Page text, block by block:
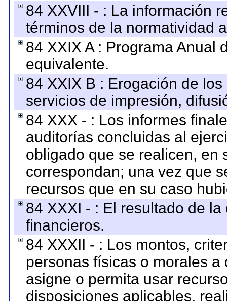
84 XXVIII - : La información
términos de la normatividad
84 XXIX A : Programa Anual
equivalente.
84 XXIX B : Erogación de
servicios de impresión,
84 XXX - : Los informes
auditorías concluidas al
obligado que se realicen, en
correspondan; una vez que
recursos que en su caso
84 XXXI - : El resultado de
financieros.
84 XXXII - : Los montos,
personas físicas o morales
asigne o permita usar
disposiciones aplicables,